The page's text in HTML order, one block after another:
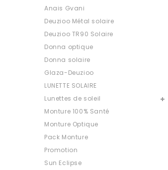
Anais Gvani
Deuzioo Métal solaire
Deuzioo TR90 Solaire
Donna optique
Donna solaire
Glaza-Deuzioo
LUNETTE SOLAIRE
Lunettes de soleil
Monture 100% Santé
Monture Optique
Pack Monture
Promotion
Sun Eclipse